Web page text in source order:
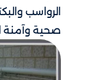
الرواسب
صحية وآمنة